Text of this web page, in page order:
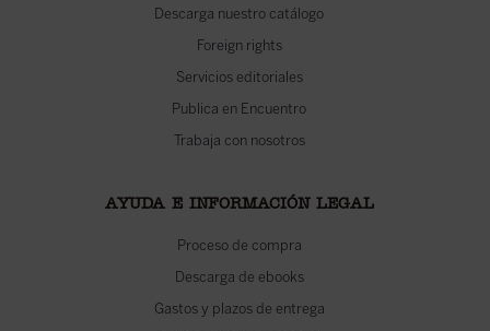
Descarga nuestro catálogo
Foreign rights
Servicios editoriales
Publica en Encuentro
Trabaja con nosotros
AYUDA E INFORMACIÓN LEGAL
Proceso de compra
Descarga de ebooks
Gastos y plazos de entrega